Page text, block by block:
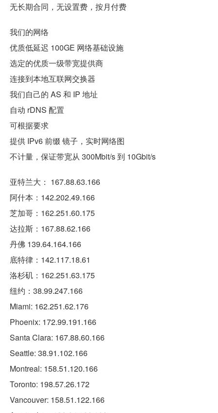
无长期合同，无设置费，按月付费
我们的网络
优质低延迟 100GE 网络基础设施
选定的优质一级带宽提供商
连接到本地互联网交换器
我们自己的 AS 和 IP 地址
自动 rDNS 配置
可根据要求
提供 IPv6 前缀 镜子，实时网络图
不计量，保证带宽从 300Mbit/s 到 10Gbit/s
亚特兰大： 167.88.63.166
阿什本：142.202.49.166
芝加哥：162.251.60.175
达拉斯：167.88.62.166
丹佛 139.64.164.166
底特律：142.117.18.61
洛杉矶：162.251.63.175
纽约：38.99.247.166
Miami: 162.251.62.176
Phoenix: 172.99.191.166
Santa Clara: 167.88.60.166
Seattle: 38.91.102.166
Montreal: 158.51.120.166
Toronto: 198.57.26.172
Vancouver: 158.51.122.166